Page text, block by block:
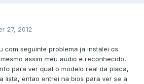
27, 2012
com seguinte problema ja instalei os
assim meu audio e reconhecido,
para ver qual o modelo real da placa,
lista, entao entrei na bios para ver se a